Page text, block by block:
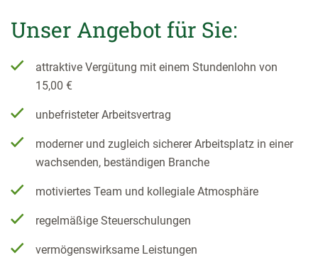
Unser Angebot für Sie:
attraktive Vergütung mit einem Stundenlohn von
15,00 €
unbefristeter Arbeitsvertrag
moderner und zugleich sicherer Arbeitsplatz in einer
wachsenden, beständigen Branche
motiviertes Team und kollegiale Atmosphäre
regelmäßige Steuerschulungen
vermögenswirksame Leistungen